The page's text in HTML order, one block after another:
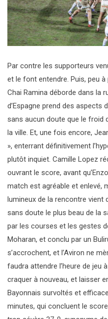
Par contre les supporteurs
et le font entendre. Puis, peu
Chai Ramina déborde dans la
d’Espagne prend des aspects
sans aucun doute que le froid
la ville. Et, une fois encore,
», enterrant définitivement
plutôt inquiet. Camille Lopez
ouvrant le score, avant
match est agréable et enlevé,
lumineux de la rencontre vient
sans doute le plus beau de la
par les courses et les gestes
Moharan, et conclu par un
s’accrochent, et l’Aviron ne
faudra attendre l’heure de jeu
craquer à nouveau, et laisser
Bayonnais survoltés et
minutes, qui concluent le